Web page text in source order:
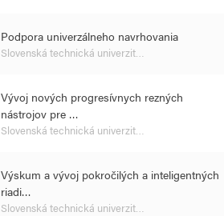
Podpora univerzálneho navrhovania
Slovenská technická univerzit…
Vývoj nových progresívnych rezných
nástrojov pre …
Slovenská technická univerzit…
Výskum a vývoj pokročilých a inteligentných
riadi…
Slovenská technická univerzit…